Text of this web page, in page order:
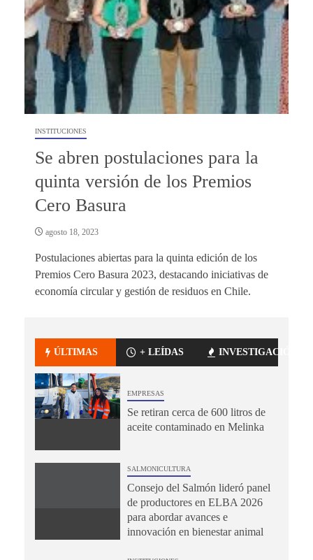
INSTITUCIONES
Se abren postulaciones para la
quinta versión de los Premios
Cero Basura
agosto 18, 2023
Postulaciones abiertas para la quinta edición de los
Premios Cero Basura 2023, destacando iniciativas de
economía circular y gestión de residuos en Chile.
ÚLTIMAS + LEÍDAS INVESTIGACIÓN
EMPRESAS
Se retiran cerca de 600 litros de
aceite contaminado en Melinka
SALMONICULTURA
Consejo del Salmón lideró panel
de productores en ELBA 2026
para abordar avances e
innovación en bienestar animal